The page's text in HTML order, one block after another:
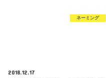
ネーミング
2018.12.17